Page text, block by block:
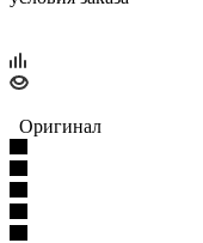
Оригинал